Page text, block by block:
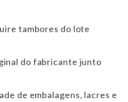
tambores do lote
do fabricante junto
de embalagens, lacres e